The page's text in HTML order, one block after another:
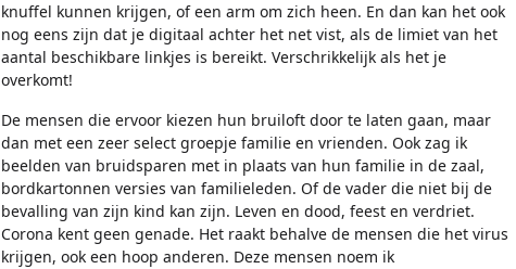
knuffel kunnen krijgen, of een arm om zich heen. En dan kan het ook
nog eens zijn dat je digitaal achter het net vist, als de limiet van het
aantal beschikbare linkjes is bereikt. Verschrikkelijk als het je
overkomt!
De mensen die ervoor kiezen hun bruiloft door te laten gaan, maar
dan met een zeer select groepje familie en vrienden. Ook zag ik
beelden van bruidsparen met in plaats van hun familie in de zaal,
bordkartonnen versies van familieleden. Of de vader die niet bij de
bevalling van zijn kind kan zijn. Leven en dood, feest en verdriet.
Corona kent geen genade. Het raakt behalve de mensen die het virus
krijgen, ook een hoop anderen. Deze mensen noem ik